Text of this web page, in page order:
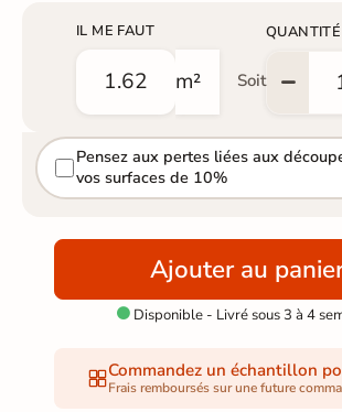
IL ME FAUT
m² Soit
QUANTITÉ
Pensez aux pertes liées aux
vos surfaces de 10%
Ajouter au
Disponible - Livré sous 3 à 4
Commandez un échantillon
Frais remboursés sur une future